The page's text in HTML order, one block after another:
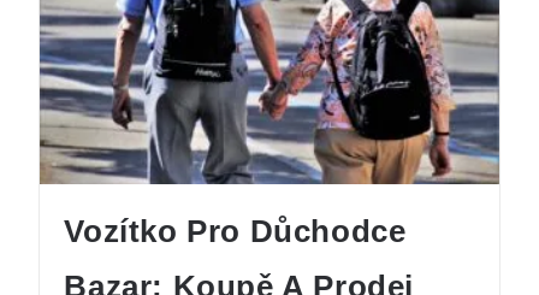
Vozítko Pro Důchodce
Bazar: Koupě A Prodej